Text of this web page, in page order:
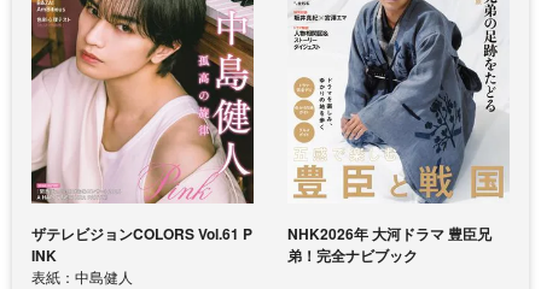
ザテレビジョンCOLORS Vol.61 P
INK
表紙：中島健人
NHK2026年 大河ドラマ 豊臣兄
弟！完全ナビブック